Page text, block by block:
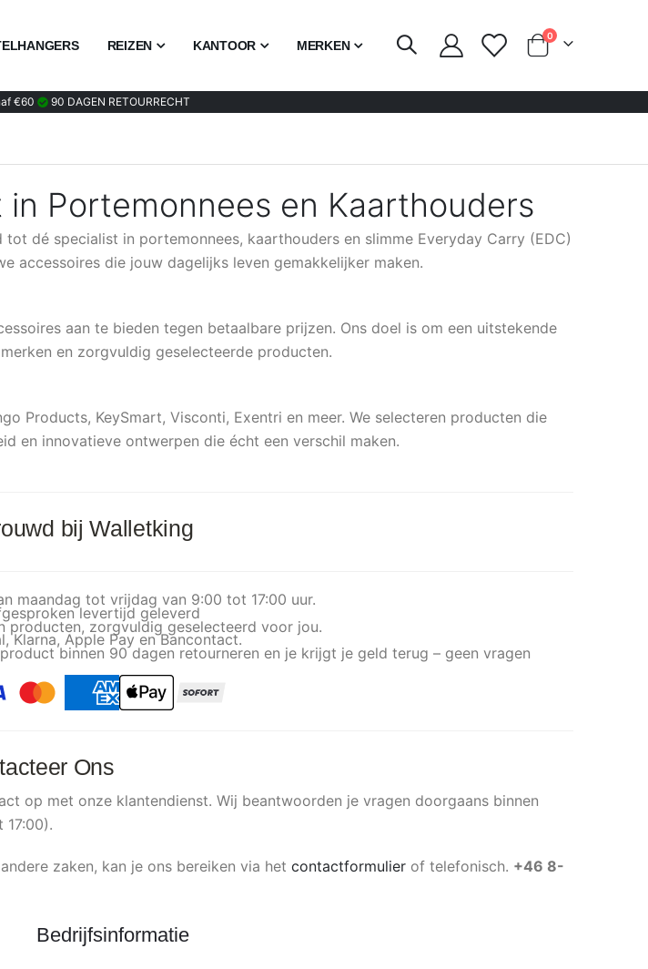
REIZEN KANTOOR MERKEN Cart
0producten
€60 90 DAGEN RETOURRECHT
Portemonnees en Kaarthouders
dé specialist in portemonnees, kaarthouders en slimme Everyday Carry (EDC)
accessoires die jouw dagelijks leven gemakkelijker maken.
aan te bieden tegen betaalbare prijzen. Ons doel is om een uitstekende
en zorgvuldig geselecteerde producten.
Products, KeySmart, Visconti, Exentri en meer. We selecteren producten die
en innovatieve ontwerpen die écht een verschil maken.
bij Walletking
maandag tot vrijdag van 9:00 tot 17:00 uur.
levertijd geleverd
producten, zorgvuldig geselecteerd voor jou.
Klarna, Apple Pay en Bancontact.
binnen 90 dagen retourneren en je krijgt je geld terug – geen vragen
Ons
op met onze klantendienst. Wij beantwoorden je vragen doorgaans binnen
zaken, kan je ons bereiken via het contactformulier of telefonisch. +46 8-
Bedrijfsinformatie